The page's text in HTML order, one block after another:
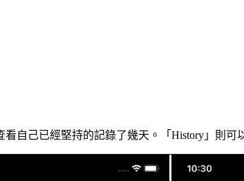
看自己已經堅持的記錄了幾天。「History」則